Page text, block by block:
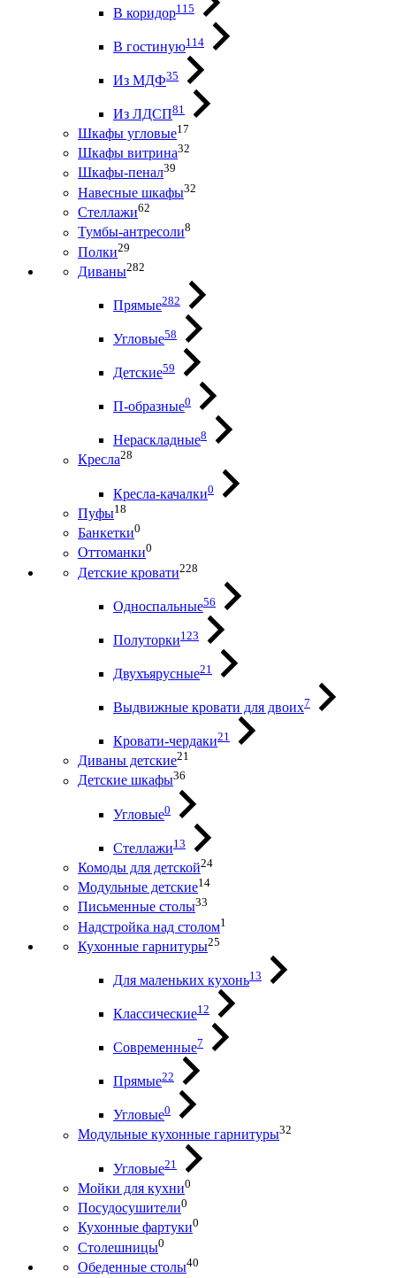
В коридор115
В гостиную114
Из МДФ35
Из ЛДСП81
Шкафы угловые17
Шкафы витрина32
Шкафы-пенал39
Навесные шкафы32
Стеллажи62
Тумбы-антресоли8
Полки29
Диваны282
Прямые282
Угловые58
Детские59
П-образные0
Нераскладные8
Кресла28
Кресла-качалки0
Пуфы18
Банкетки0
Оттоманки0
Детские кровати228
Односпальные56
Полуторки123
Двухъярусные21
Выдвижные кровати для двоих7
Кровати-чердаки21
Диваны детские21
Детские шкафы36
Угловые0
Стеллажи13
Комоды для детской24
Модульные детские14
Письменные столы33
Надстройка над столом1
Кухонные гарнитуры25
Для маленьких кухонь13
Классические12
Современные7
Прямые22
Угловые0
Модульные кухонные гарнитуры32
Угловые21
Мойки для кухни0
Посудосушители0
Кухонные фартуки0
Столешницы0
Обеденные столы40